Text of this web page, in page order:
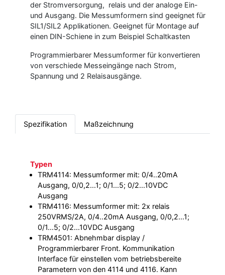
der Stromversorgung, relais und der analoge Ein-
und Ausgang. Die Messumformern sind geeignet für
SIL1/SIL2 Applikationen. Geeignet für Montage auf
einen DIN-Schiene in zum Beispiel Schaltkasten
Programmierbarer Messumformer für konvertieren
von verschiede Messeingänge nach Strom,
Spannung und 2 Relaisausgänge.
Spezifikation Maßzeichnung
Typen
TRM4114: Messumformer mit: 0/4..20mA
Ausgang, 0/0,2...1; 0/1...5; 0/2...10VDC
Ausgang
TRM4116: Messumformer mit: 2x relais
250VRMS/2A, 0/4..20mA Ausgang, 0/0,2...1;
0/1...5; 0/2...10VDC Ausgang
TRM4501: Abnehmbar display /
Programmierbarer Front. Kommunikation
Interface für einstellen vom betriebsbereite
Parametern von den 4114 und 4116. Kann